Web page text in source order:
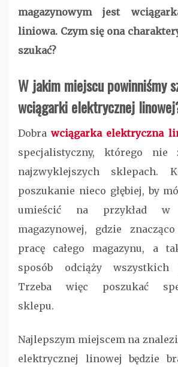
magazynowym jest
liniowa. Czym się ona
szukać?
W jakim miejscu powinniśmy
wciągarki elektrycznej
Dobrawciągarka elektryczna
specjalistyczny, którego nie
najzwyklejszych sklepach.
poszukanie nieco głębiej, by
umieścić na przykład
magazynowej, gdzie
pracę całego magazynu, a
sposób odciąży wszystkich
Trzeba więc poszukać
sklepu.
Najlepszym miejscem na
elektrycznej linowej będzie